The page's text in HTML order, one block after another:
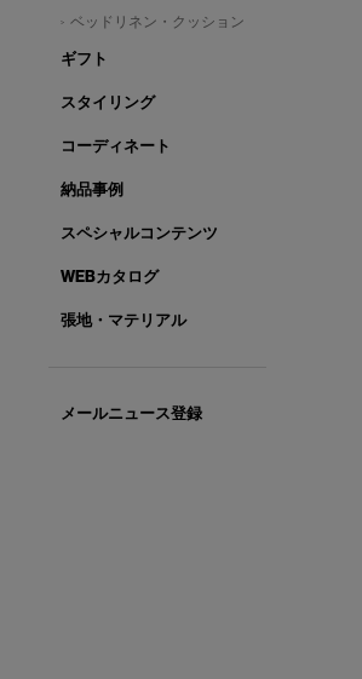
ベッドリネン・クッション
ギフト
スタイリング
コーディネート
納品事例
スペシャルコンテンツ
WEBカタログ
張地・マテリアル
メールニュース登録